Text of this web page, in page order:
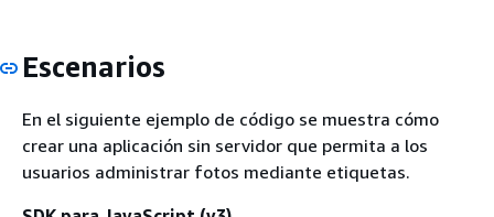
Escenarios
En el siguiente ejemplo de código se muestra cómo
crear una aplicación sin servidor que permita a los
usuarios administrar fotos mediante etiquetas.